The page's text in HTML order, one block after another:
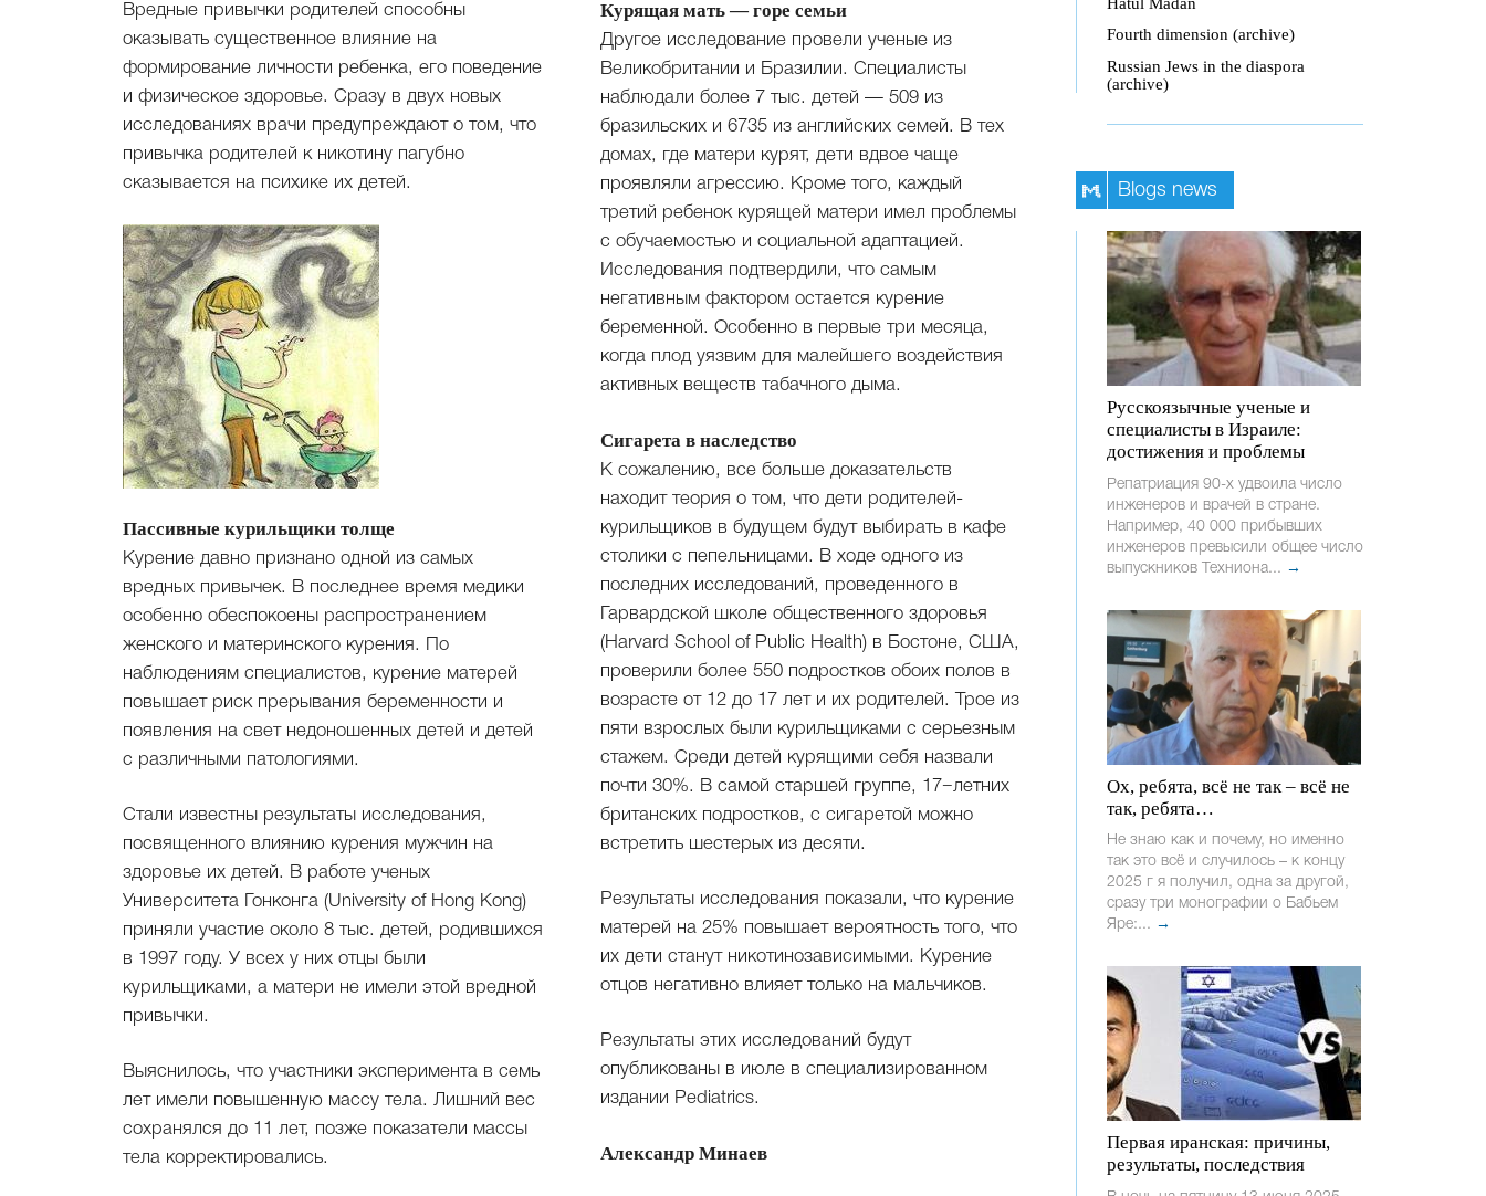
Вредные привычки родителей способны
оказывать существенное влияние на
формирование личности ребенка, его поведение
и физическое здоровье. Сразу в двух новых
исследованиях врачи предупреждают о том, что
привычка родителей к никотину пагубно
сказывается на психике их детей.
Пассивные курильщики толще
Курение давно признано одной из самых
вредных привычек. В последнее время медики
особенно обеспокоены распространением
женского и материнского курения. По
наблюдениям специалистов, курение матерей
повышает риск прерывания беременности и
появления на свет недоношенных детей и детей
с различными патологиями.
Стали известны результаты исследования,
посвященного влиянию курения мужчин на
здоровье их детей. В работе ученых
Университета Гонконга (University of Hong Kong)
приняли участие около 8 тыс. детей, родившихся
в 1997 году. У всех у них отцы были
курильщиками, а матери не имели этой вредной
привычки.
Выяснилось, что участники эксперимента в семь
лет имели повышенную массу тела. Лишний вес
сохранялся до 11 лет, позже показатели массы
тела корректировались.
Курящая мать — горе семьи
Другое исследование провели ученые из
Великобритании и Бразилии. Специалисты
наблюдали более 7 тыс. детей — 509 из
бразильских и 6735 из английских семей. В тех
домах, где матери курят, дети вдвое чаще
проявляли агрессию. Кроме того, каждый
третий ребенок курящей матери имел проблемы
с обучаемостью и социальной адаптацией.
Исследования подтвердили, что самым
негативным фактором остается курение
беременной. Особенно в первые три месяца,
когда плод уязвим для малейшего воздействия
активных веществ табачного дыма.
Сигарета в наследство
К сожалению, все больше доказательств
находит теория о том, что дети родителей-
курильщиков в будущем будут выбирать в кафе
столики с пепельницами. В ходе одного из
последних исследований, проведенного в
Гарвардской школе общественного здоровья
(Harvard School of Public Health) в Бостоне, США,
проверили более 550 подростков обоих полов в
возрасте от 12 до 17 лет и их родителей. Трое из
пяти взрослых были курильщиками с серьезным
стажем. Среди детей курящими себя назвали
почти 30%. В самой старшей группе, 17−летних
британских подростков, с сигаретой можно
встретить шестерых из десяти.
Результаты исследования показали, что курение
матерей на 25% повышает вероятность того, что
их дети станут никотинозависимыми. Курение
отцов негативно влияет только на мальчиков.
Результаты этих исследований будут
опубликованы в июле в специализированном
издании Pediatrics.
Александр Минаев
Fourth dimension (archive)
Russian Jews in the diaspora
(archive)
Blogs news
Русскоязычные ученые и
специалисты в Израиле:
достижения и проблемы
Репатриация 90-х удвоила число
инженеров и врачей в стране.
Например, 40 000 прибывших
инженеров превысили общее число
выпускников Техниона... →
Ох, ребята, всё не так – всё не
так, ребята…
Не знаю как и почему, но именно
так это всё и случилось – к концу
2025 г я получил, одна за другой,
сразу три монографии о Бабьем
Яре:... →
Первая иранская: причины,
результаты, последствия